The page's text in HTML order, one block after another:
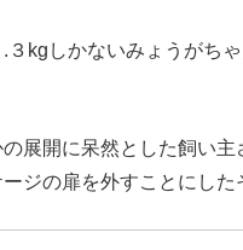
.３kgしかないみょうがち
の展開に呆然とした飼い
ジの扉を外すことにした